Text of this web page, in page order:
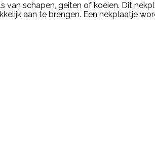
schapen, geiten of koeien. Dit
aan te brengen. Een nekplaatje